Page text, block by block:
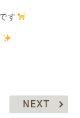
す
NEXT